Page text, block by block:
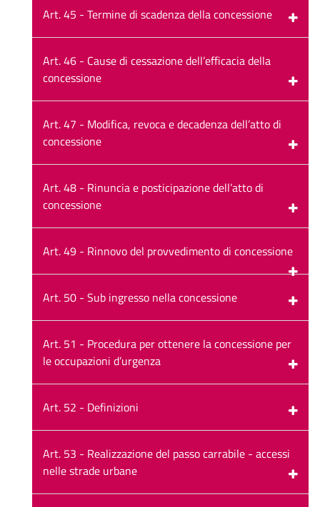
Art. 45 - Termine di scadenza della concessione
Art. 46 - Cause di cessazione dell’efficacia della
concessione
Art. 47 - Modifica, revoca e decadenza dell’atto di
concessione
Art. 48 - Rinuncia e posticipazione dell’atto di
concessione
Art. 49 - Rinnovo del provvedimento di concessione
Art. 50 - Sub ingresso nella concessione
Art. 51 - Procedura per ottenere la concessione per
le occupazioni d’urgenza
Art. 52 - Definizioni
Art. 53 - Realizzazione del passo carrabile - accessi
nelle strade urbane